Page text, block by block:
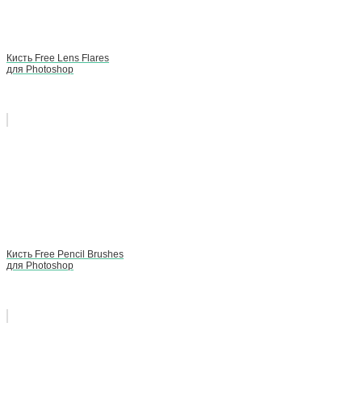
Кисть Free Lens Flares
для Photoshop
Кисть Free Pencil Brushes
для Photoshop